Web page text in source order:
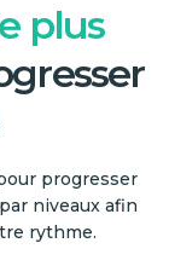
plus
progresser
niveaux afin
rythme.